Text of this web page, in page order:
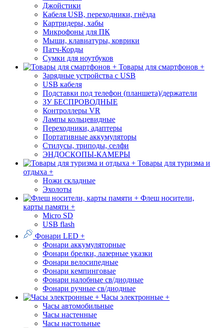
Джойстики
Кабеля USB, переходники, гнёзда
Картридеры, хабы
Микрофоны для ПК
Мыши, клавиатуры, коврики
Патч-Корды
Сумки для ноутбуков
Товары для смартфонов +
Зарядные устройства с USB
USB кабеля
Подставки под телефон (планшета)/держатели
ЗУ БЕСПРОВОДНЫЕ
Контроллеры VR
Лампы кольцевидные
Переходники, адаптеры
Портативные аккумуляторы
Стилусы, триподы, селфи
ЭНДОСКОПЫ-КАМЕРЫ
Товары для туризма и
отдыха +
Ножи складные
Эхолоты
Флеш носители,
карты памяти +
Micro SD
USB flash
Фонари LED +
Фонари аккумуляторные
Фонари брелки, лазерные указки
Фонари велосипедные
Фонари кемпинговые
Фонари налобные св/диодные
Фонари ручные св/диодные
Часы электронные +
Часы автомобильные
Часы настенные
Часы настольные